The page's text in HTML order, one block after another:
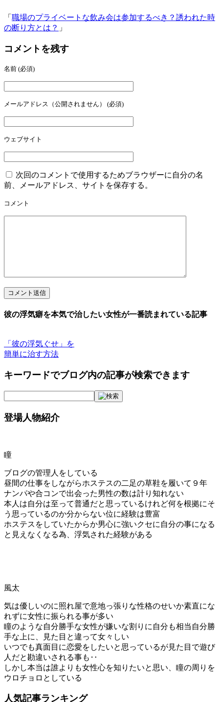
「 職場のプライベートな飲み会は参加するべき？誘われた時
の断り方とは？ 」
コメントを残す
名前 (必須)
メールアドレス（公開されません） (必須)
ウェブサイト
次回のコメントで使用するためブラウザーに自分の名
前、メールアドレス、サイトを保存する。
コメント
コメント送信
彼の浮気癖を本気で治したい女性が一番読まれている記事
「彼の浮気ぐせ」を
簡単に治す方法
キーワードでブログ内の記事が検索できます
登場人物紹介
瞳
ブログの管理人をしている
昼間の仕事をしながらホステスの二足の草鞋を履いて９年
ナンパや合コンで出会った男性の数は計り知れない
本人は自分は至って普通だと思っているけれど何を根拠にそ
う思っているのか分からない位に経験は豊富
ホステスをしていたからか男心に強いクセに自分の事になる
と見えなくなる為、浮気された経験がある
風太
気は優しいのに照れ屋で意地っ張りな性格のせいか素直にな
れずに女性に振られる事が多い
瞳のような自分勝手な女性が嫌いな割りに自分も相当自分勝
手な上に、見た目と違って女々しい
いつでも真面目に恋愛をしたいと思っているが見た目で遊び
人だと勘違いされる事も‥
しかし本当は誰よりも女性心を知りたいと思い、瞳の周りを
ウロチョロとしている
人気記事ランキング